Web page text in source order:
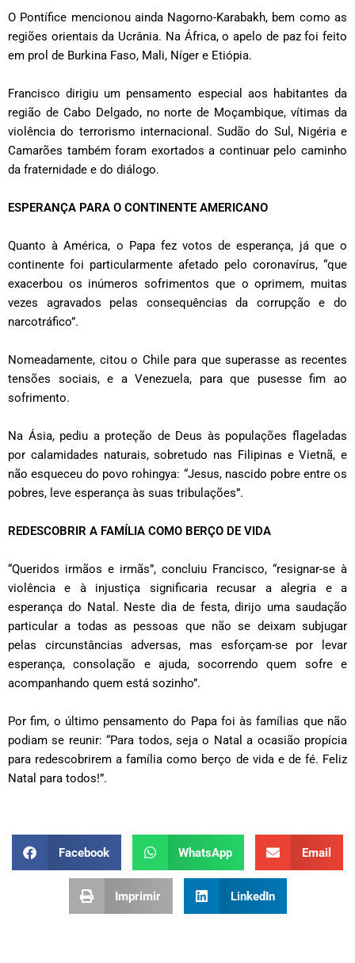
O Pontífice mencionou ainda Nagorno-Karabakh, bem como as
regiões orientais da Ucrânia. Na África, o apelo de paz foi feito
em prol de Burkina Faso, Mali, Níger e Etiópia.
Francisco dirigiu um pensamento especial aos habitantes da
região de Cabo Delgado, no norte de Moçambique, vítimas da
violência do terrorismo internacional. Sudão do Sul, Nigéria e
Camarões também foram exortados a continuar pelo caminho
da fraternidade e do diálogo.
ESPERANÇA PARA O CONTINENTE AMERICANO
Quanto à América, o Papa fez votos de esperança, já que o
continente foi particularmente afetado pelo coronavírus, “que
exacerbou os inúmeros sofrimentos que o oprimem, muitas
vezes agravados pelas consequências da corrupção e do
narcotráfico”.
Nomeadamente, citou o Chile para que superasse as recentes
tensões sociais, e a Venezuela, para que pusesse fim ao
sofrimento.
Na Ásia, pediu a proteção de Deus às populações flageladas
por calamidades naturais, sobretudo nas Filipinas e Vietnã, e
não esqueceu do povo rohingya: “Jesus, nascido pobre entre os
pobres, leve esperança às suas tribulações”.
REDESCOBRIR A FAMÍLIA COMO BERÇO DE VIDA
“Queridos irmãos e irmãs”, concluiu Francisco, “resignar-se à
violência e à injustiça significaria recusar a alegria e a
esperança do Natal. Neste dia de festa, dirijo uma saudação
particular a todas as pessoas que não se deixam subjugar
pelas circunstâncias adversas, mas esforçam-se por levar
esperança, consolação e ajuda, socorrendo quem sofre e
acompanhando quem está sozinho”.
Por fim, o último pensamento do Papa foi às famílias que não
podiam se reunir: “Para todos, seja o Natal a ocasião propícia
para redescobrirem a família como berço de vida e de fé. Feliz
Natal para todos!”.
Facebook WhatsApp Email
Imprimir LinkedIn